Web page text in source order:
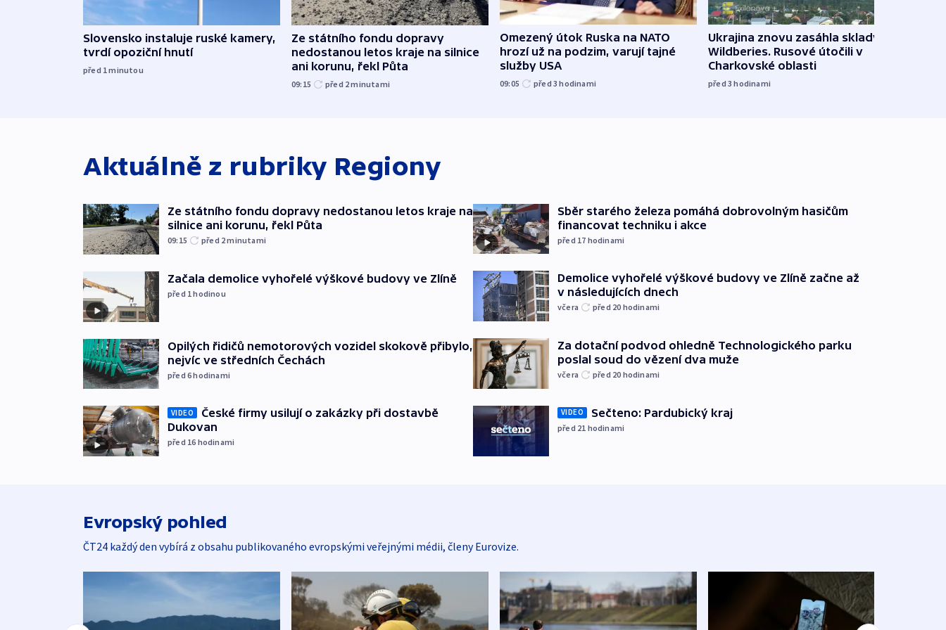
Slovensko instaluje ruské kamery,
tvrdí opoziční hnutí
před 1minutou
Ze státního fondu dopravy
nedostanou letos kraje na silnice
ani korunu, řekl Půta
09:15 před 2minutami
Omezený útok Ruska na NATO
hrozí už na podzim, varují tajné
služby USA
09:05 před 3hodinami
Ukrajina znovu zasáhla sklady
Wildberies. Rusové útočili v
Charkovské oblasti
před 3hodinami
Aktuálně z rubriky Regiony
Ze státního fondu dopravy nedostanou letos kraje na
silnice ani korunu, řekl Půta
09:15 před 2minutami
Začala demolice vyhořelé výškové budovy ve Zlíně
před 1hodinou
Opilých řidičů nemotorových vozidel skokově přibylo,
nejvíc ve středních Čechách
před 6hodinami
VIDEO
České firmy usilují o zakázky při dostavbě
Dukovan
před 16 hodinami
Sběr starého železa pomáhá dobrovolným hasičům
financovat techniku i akce
před 17 hodinami
Demolice vyhořelé výškové budovy ve Zlíně začne až
v následujících dnech
včera před 20 hodinami
Za dotační podvod ohledně Technologického parku
poslal soud do vězení dva muže
včera před 20 hodinami
VIDEO Sečteno: Pardubický kraj
před 21 hodinami
Evropský pohled
ČT24 každý den vybírá z obsahu publikovaného evropskými veřejnými médii, členy Eurovize.